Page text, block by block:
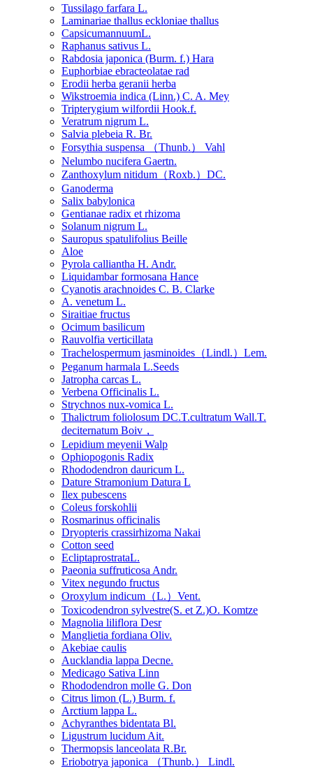
Tussilago farfara L.
Laminariae thallus eckloniae thallus
CapsicumannuumL.
Raphanus sativus L.
Rabdosia japonica (Burm. f.) Hara
Euphorbiae ebracteolatae rad
Erodii herba geranii herba
Wikstroemia indica (Linn.) C. A. Mey
Tripterygium wilfordii Hook.f.
Veratrum nigrum L.
Salvia plebeia R. Br.
Forsythia suspensa （Thunb.） Vahl
Nelumbo nucifera Gaertn.
Zanthoxylum nitidum（Roxb.）DC.
Ganoderma
Salix babylonica
Gentianae radix et rhizoma
Solanum nigrum L.
Sauropus spatulifolius Beille
Aloe
Pyrola calliantha H. Andr.
Liquidambar formosana Hance
Cyanotis arachnoides C. B. Clarke
A. venetum L.
Siraitiae fructus
Ocimum basilicum
Rauvolfia verticillata
Trachelospermum jasminoides（Lindl.）Lem.
Peganum harmala L.Seeds
Jatropha carcas L.
Verbena Officinalis L.
Strychnos nux-vomica L.
Thalictrum foliolosum DC.T.cultratum Wall.T.
deciternatum Boiv，
Lepidium meyenii Walp
Ophiopogonis Radix
Rhododendron dauricum L.
Dature Stramonium Datura L
Ilex pubescens
Coleus forskohlii
Rosmarinus officinalis
Dryopteris crassirhizoma Nakai
Cotton seed
EcliptaprostrataL.
Paeonia suffruticosa Andr.
Vitex negundo fructus
Oroxylum indicum（L.）Vent.
Toxicodendron sylvestre(S. et Z.)O. Komtze
Magnolia liliflora Desr
Manglietia fordiana Oliv.
Akebiae caulis
Aucklandia lappa Decne.
Medicago Sativa Linn
Rhododendron molle G. Don
Citrus limon (L.) Burm. f.
Arctium lappa L.
Achyranthes bidentata Bl.
Ligustrum lucidum Ait.
Thermopsis lanceolata R.Br.
Eriobotrya japonica （Thunb.） Lindl.